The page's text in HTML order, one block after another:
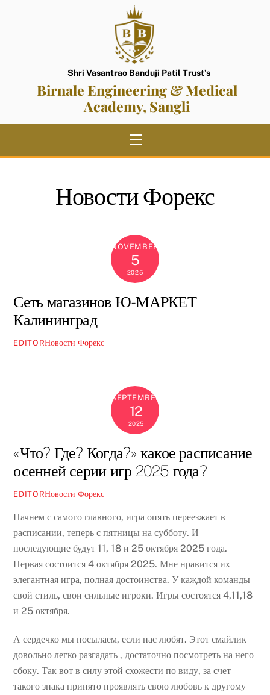
Shri Vasantrao Banduji Patil Trust’s
Birnale Engineering & Medical
Academy, Sangli
Menu
Новости Форекс
NOVEMBER
5
2025
Сеть магазинов Ю-МАРКЕТ
Калининград
EDITORНовости Форекс
SEPTEMBER
12
2025
«Что? Где? Когда?» какое расписание
осенней серии игр 2025 года?
EDITORНовости Форекс
Начнем с самого главного, игра опять переезжает в
расписании, теперь с пятницы на субботу. И
последующие будут 11, 18 и 25 октября 2025 года.
Первая состоится 4 октября 2025. Мне нравится их
элегантная игра, полная достоинства. У каждой команды
свой стиль, свои сильные игроки. Игры состоятся 4,11,18
и 25 октября.
А сердечко мы посылаем, если нас любят. Этот смайлик
довольно легко разгадать , достаточно посмотреть на него
сбоку. Так вот в силу этой схожести по виду, за счет
такого знака принято проявлять свою любовь к другому